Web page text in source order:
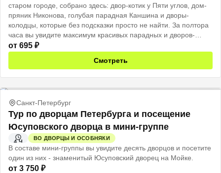
старом городе, собрано здесь: двор-котик у Пяти углов, дом-
пряник Никонова, голубая парадная Каншина и дворы-
колодцы, которые без подсказки просто не найти. За полтора
часа вы увидите максимум красивых парадных и дворов-
колодцев, а в конце получите список секретных адресов,
которых нет ни в одном путеводителе.
от 695 ₽
Смотреть
Санкт-Петербург
Тур по дворцам Петербурга и посещение
Юсуповского дворца в мини-группе
4 Ч
ВО ДВОРЦЫ И ОСОБНЯКИ
В составе мини-группы вы увидите десять дворцов и посетите
один из них - знаменитый Юсуповский дворец на Мойке.
от 3 750 ₽